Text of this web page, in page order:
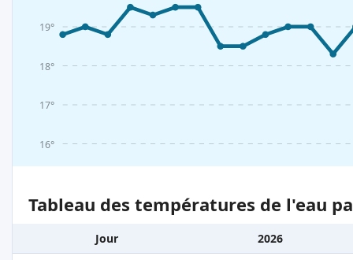
16°
17°
18°
19°
Tableau des températures de l'eau
Jour
2026